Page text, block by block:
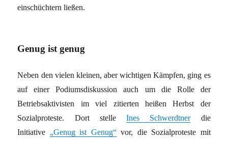
einschüchtern ließen.
Genug ist genug
Neben den vielen kleinen, aber wichtigen Kämpfen, ging es
auf einer Podiumsdiskussion auch um die Rolle der
Betriebsaktivisten im viel zitierten heißen Herbst der
Sozialproteste. Dort stelleInes Schwerdtnerdie
Initiative „Genug ist Genug“vor, die Sozialproteste mit